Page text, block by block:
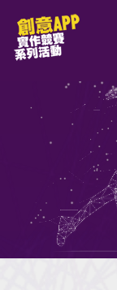
跳到主要內容